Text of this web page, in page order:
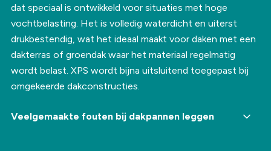
dat speciaal is ontwikkeld voor situaties met hoge
vochtbelasting. Het is volledig waterdicht en uiterst
drukbestendig, wat het ideaal maakt voor daken met een
dakterras of groendak waar het materiaal regelmatig
wordt belast. XPS wordt bijna uitsluitend toegepast bij
omgekeerde dakconstructies.
Veelgemaakte fouten bij dakpannen leggen